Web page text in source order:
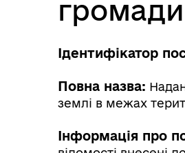
громади
Ідентифікатор
Повна назва:
землі в межах
Інформація про